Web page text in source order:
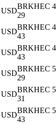
USD
BRKHEC
29
USD
BRKHEC
43
USD
BRKHEC
43
USD
BRKHEC
29
USD
BRKHEC
31
USD
BRKHEC
43